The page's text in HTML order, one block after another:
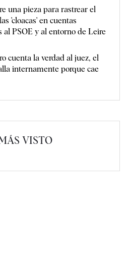
una pieza para rastrear el
'cloacas' en cuentas
al PSOE y al entorno de Leire
cuenta la verdad al juez, el
internamente porque cae
VISTO